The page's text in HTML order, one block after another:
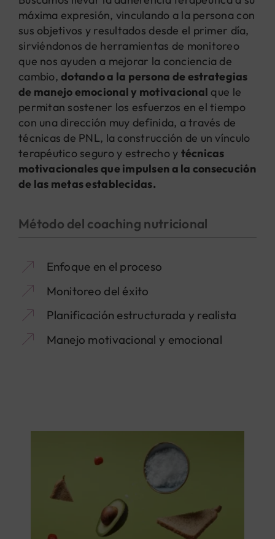
máxima expresión, vinculando a la persona con
sus objetivos y resultados desde el primer día,
sirviéndonos de herramientas de monitoreo
que nos ayuden a mejorar la conciencia de
cambio,dotando a la persona de estrategias
de manejo emocional y motivacional que le
permitan sostener los esfuerzos en el tiempo
con una dirección muy definida, a través de
técnicas de PNL, la construcción de un vínculo
terapéutico seguro y estrecho y técnicas
motivacionales que impulsen a la consecución
de las metas establecidas.
Método del coaching nutricional
Enfoque en el proceso
Monitoreo del éxito
Planificación estructurada y realista
Manejo motivacional y emocional